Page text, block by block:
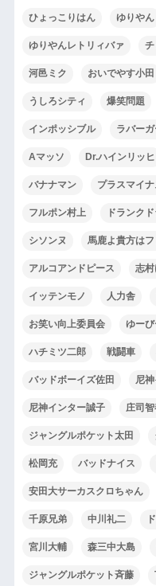
ひょっこりはん ゆりやん
ゆりやんレトリィバァ チ
河邑ミク おいでやす小田
うしろシティ 爆笑問題
インポッシブル ラバー
Aマッソ Dr.ハインリッヒ
バナナマン プラスマイナ
フルポン村上 ドランク
シソンヌ 馬鹿よ貴方はフ
アルコアンドピース 志
イッテンモノ 人力舎
お笑い向上委員会 ゆー
ハチミツ二郎 戦闘車
バッドボーイズ佐田 尼
尼神インター誠子 庄司
ジャングルポケット太田
松岡充 バッドナイス
安田大サーカスクロちゃん
千原兄弟 中川礼二
宮川大輔 森三中大島
ジャングルポケット斉藤